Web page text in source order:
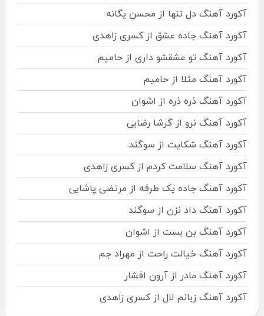
آکورد آهنگ دل تنها از محسن یگانه
آکورد آهنگ جاده عشق از کسری زاهدی
آکورد آهنگ تو عشقشو داری از حامیم
آکورد آهنگ مثلا از حامیم
آکورد آهنگ ذره ذره از اشوان
آکورد آهنگ نرو از گرشا رضایی
آکورد آهنگ شکایت از سوگند
آکورد آهنگ سلامت کردم از کسری زاهدی
آکورد آهنگ جاده یک طرفه از مرتضی پاشایی
آکورد آهنگ داد نزن از سوگند
آکورد آهنگ بن بست از اشوان
آکورد آهنگ خیالت راحت از مهراد جم
آکورد آهنگ مادر از آرون افشار
آکورد آهنگ زبانم لال از کسری زاهدی